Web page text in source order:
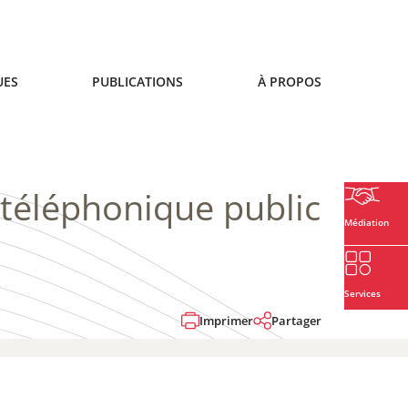
PUBLICATIONS À PROPOS
Médiation
Services
public
Imprimer Partager